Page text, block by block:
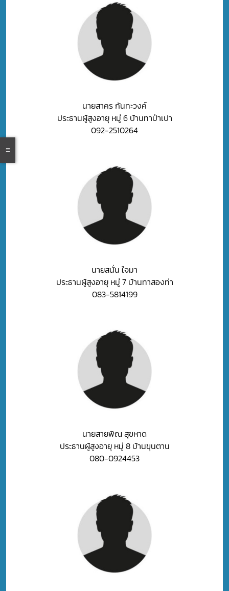
นายสาคร กันทะวงค์
ประธานผู้สูงอายุ หมู่ 6 บ้านทาป่าเปา
092-2510264
นายสนั่น ใจมา
ประธานผู้สูงอายุ หมู่ 7 บ้านทาสองท่า
083-5814199
นายสายพิณ สุขหาด
ประธานผู้สูงอายุ หมู่ 8 บ้านขุนตาน
080-0924453